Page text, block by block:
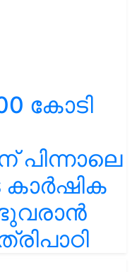
കോടി
പിന്നാലെ
കാർഷിക